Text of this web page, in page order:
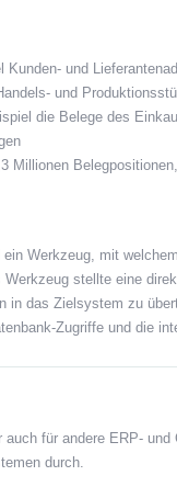
und
und
die Belege des
Millionen
Werkzeug, mit
stellte eine
in das Zielsystem zu
Zugriffe und die
auch für andere ERP-
durch.